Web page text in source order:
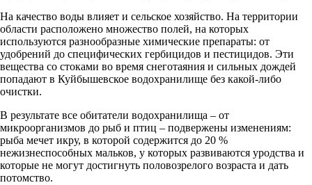
На качество воды влияет и сельское хозяйство. На территории
области расположено множество полей, на которых
используются разнообразные химические препараты: от
удобрений до специфических гербицидов и пестицидов. Эти
вещества со стоками во время снеготаяния и сильных дождей
попадают в Куйбышевское водохранилище без какой-либо
очистки.
В результате все обитатели водохранилища – от
микроорганизмов до рыб и птиц – подвержены изменениям:
рыба мечет икру, в которой содержится до 20 %
нежизнеспособных мальков, у которых развиваются уродства и
которые не могут достигнуть половозрелого возраста и дать
потомство.